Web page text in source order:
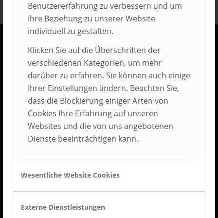
Benutzererfahrung zu verbessern und um
Ihre Beziehung zu unserer Website
individuell zu gestalten.
Klicken Sie auf die Überschriften der
verschiedenen Kategorien, um mehr
darüber zu erfahren. Sie können auch einige
Ihrer Einstellungen ändern. Beachten Sie,
dass die Blockierung einiger Arten von
Cookies Ihre Erfahrung auf unseren
Websites und die von uns angebotenen
Dienste beeinträchtigen kann.
Wesentliche Website Cookies
Externe Dienstleistungen
KONTAKT
AUBI-plus GmbH
Weidehorst 116
D-32609 Hüllhorst
Tel.: +49 5744 5070-0
Fax.: +49 5744 5070-25
BEST PLACE TO LEARN® ist Deutschlands